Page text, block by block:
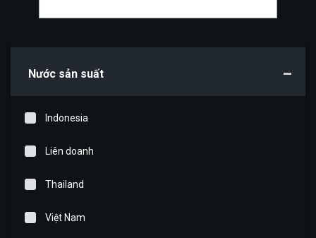
Nước sản suất
Indonesia
Liên doanh
Thailand
Việt Nam